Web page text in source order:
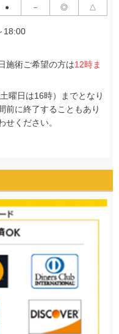
● － ◎ △
18:00
施術ご希望の方は12時ま
曜日は16時）までとなり
前に終了することもあり
せください。